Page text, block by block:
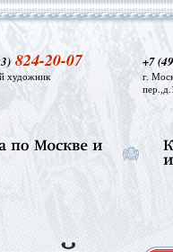
+7
г.
824-20-07
художник